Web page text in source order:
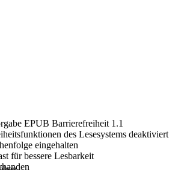
EPUB Barrierefreiheit 1.1
des Lesesystems deaktiviert
eingehalten
für bessere Lesbarkeit